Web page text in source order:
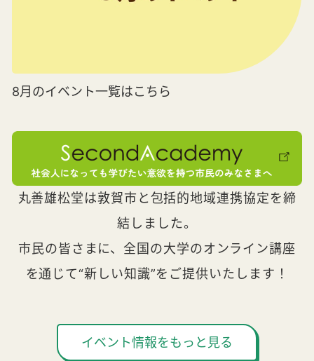
8月のイベント一覧はこちら
丸善雄松堂は敦賀市と包括的地域連携協定を締
結しました。
市民の皆さまに、全国の大学のオンライン講座
を通じて“新しい知識”をご提供いたします！
イベント情報をもっと見る